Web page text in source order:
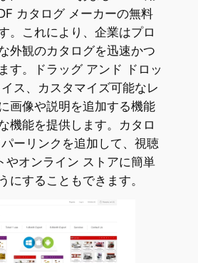
カタログ メーカーの無料
。これにより、企業はプロ
外観のカタログを迅速かつ
す。ドラッグ アンド ドロッ
ス、カスタマイズ可能なレ
画像や説明を追加する機能
機能を提供します。カタロ
ーリンクを追加して、視聴
やオンライン ストアに簡単
にすることもできます。